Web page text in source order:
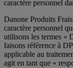
caractère personnel
Danone Produits
caractère personnel
utilisons les termes «
faisons référence à
applicable au
agit en tant que «